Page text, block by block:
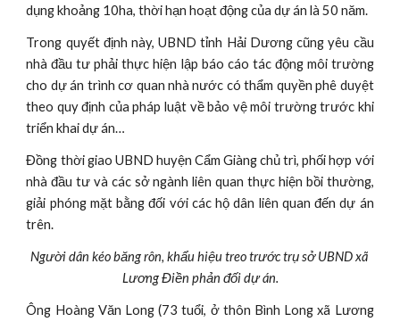
dụng khoảng 10ha, thời hạn hoạt động của dự án là 50 năm.
Trong quyết định này, UBND tỉnh Hải Dương cũng yêu cầu
nhà đầu tư phải thực hiện lập báo cáo tác động môi trường
cho dự án trình cơ quan nhà nước có thẩm quyền phê duyệt
theo quy định của pháp luật về bảo vệ môi trường trước khi
triển khai dự án…
Đồng thời giao UBND huyện Cẩm Giàng chủ trì, phối hợp với
nhà đầu tư và các sở ngành liên quan thực hiện bồi thường,
giải phóng mặt bằng đối với các hộ dân liên quan đến dự án
trên.
Người dân kéo băng rôn, khẩu hiệu treo trước trụ sở UBND xã
Lương Điền phản đối dự án.
Ông Hoàng Văn Long (73 tuổi, ở thôn Bình Long xã Lương